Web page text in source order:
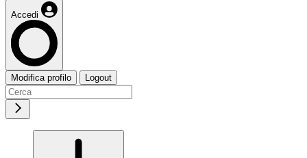
Accedi
Modifica profilo Logout